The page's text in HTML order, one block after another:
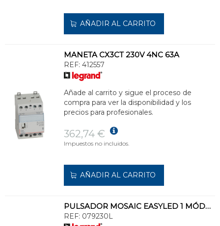
AÑADIR AL CARRITO
MANETA CX3CT 230V 4NC 63A
REF: 412557
Añade al carrito y sigue el proceso de
compra para ver la disponibilidad y los
precios para profesionales.
362,74 €
Impuestos no incluidos.
AÑADIR AL CARRITO
PULSADOR MOSAIC EASYLED 1 MÓDULO 6A, ALUMINIO
REF: 079230L